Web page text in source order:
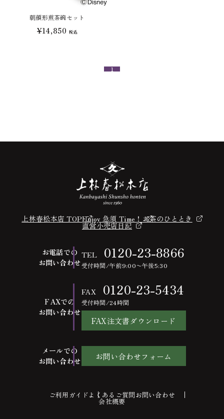
朝顔形煎茶碗セット
¥14,850税込
1
上林春松本店 TOPEnjoy 急須 Time！ お茶のひととき
直営小売店日記
お電話での
お問い合わせ
TEL 0120-23-8866
受付時間/午前9:00〜午後5:30
FAXでの
お問い合わせ
FAX 0120-23-5434
受付時間/24時間
FAX注文書ダウンロード
メールでの
お問い合わせ
お問い合わせフォーム
ご利用ガイドよくあるご質問お問い合わせ
会社概要